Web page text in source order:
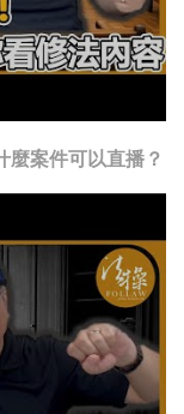
麼案件可以直播？